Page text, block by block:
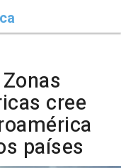
cree
países